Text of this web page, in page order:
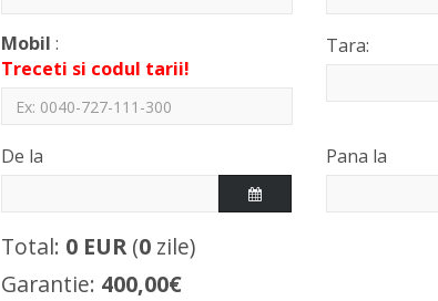
Mobil :
Treceti si codul tarii!
Tara:
De la Pana la
Total: 0 EUR(0 zile)
Garantie: 400,00€